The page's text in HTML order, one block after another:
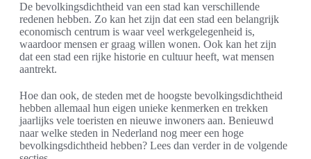
De bevolkingsdichtheid van een stad kan verschillende
redenen hebben. Zo kan het zijn dat een stad een belangrijk
economisch centrum is waar veel werkgelegenheid is,
waardoor mensen er graag willen wonen. Ook kan het zijn
dat een stad een rijke historie en cultuur heeft, wat mensen
aantrekt.
Hoe dan ook, de steden met de hoogste bevolkingsdichtheid
hebben allemaal hun eigen unieke kenmerken en trekken
jaarlijks vele toeristen en nieuwe inwoners aan. Benieuwd
naar welke steden in Nederland nog meer een hoge
bevolkingsdichtheid hebben? Lees dan verder in de volgende